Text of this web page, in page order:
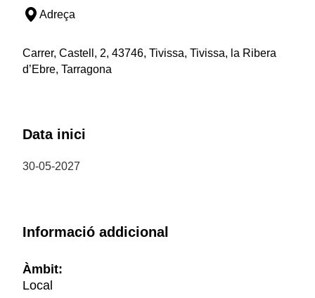
Adreça
Carrer, Castell, 2, 43746, Tivissa, Tivissa, la Ribera
d’Ebre, Tarragona
Data inici
30-05-2027
Informació addicional
Àmbit:
Local